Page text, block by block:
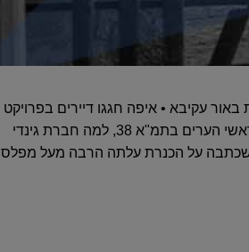
עקיבא • איפה חגגו דיירים בפרויקט
תמ"א 38 • מי הקבלן שצריך לפצות דיירים שלא רכשו ממנו דירה ישירות • איך נלחמים ראשי הערים בתמ"א 38, למה חברת גינדי
שכתבה על הכנרת עלתה הרבה מעל מפלס